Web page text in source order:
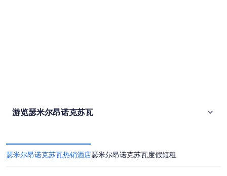
游览瑟米尔昂诺克苏瓦
瑟米尔昂诺克苏瓦热销酒店瑟米尔昂诺克苏瓦度假短租